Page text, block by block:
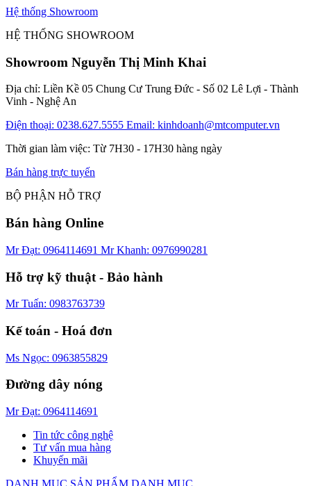
Hệ thống Showroom
HỆ THỐNG SHOWROOM
Showroom Nguyễn Thị Minh Khai
Địa chỉ: Liền Kề 05 Chung Cư Trung Đức - Số 02 Lê Lợi - Thành
Vinh - Nghệ An
Điện thoại: 0238.627.5555 Email: kinhdoanh@mtcomputer.vn
Thời gian làm việc: Từ 7H30 - 17H30 hàng ngày
Bán hàng trực tuyến
BỘ PHẬN HỖ TRỢ
Bán hàng Online
Mr Đạt: 0964114691 Mr Khanh: 0976990281
Hỗ trợ kỹ thuật - Bảo hành
Mr Tuấn: 0983763739
Kế toán - Hoá đơn
Ms Ngọc: 0963855829
Đường dây nóng
Mr Đạt: 0964114691
Tin tức công nghệ
Tư vấn mua hàng
Khuyến mãi